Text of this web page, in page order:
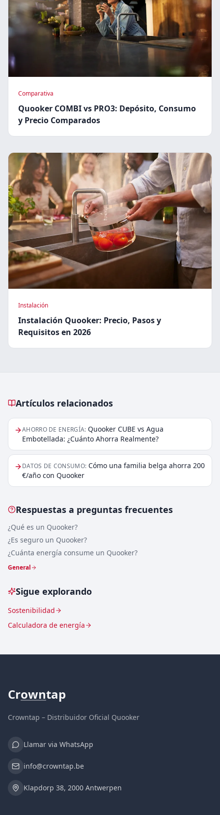
Comparativa
Quooker COMBI vs PRO3: Depósito, Consumo
y Precio Comparados
Instalación
Instalación Quooker: Precio, Pasos y
Requisitos en 2026
Artículos relacionados
Artículos relacionados
AHORRO DE ENERGÍA: Quooker CUBE vs Agua
Embotellada: ¿Cuánto Ahorra Realmente?
DATOS DE CONSUMO: Cómo una familia belga ahorra 200
€/año con Quooker
Respuestas a preguntas frecuentes
¿Qué es un Quooker?
¿Es seguro un Quooker?
¿Cuánta energía consume un Quooker?
General
Sigue explorando
Sostenibilidad
Calculadora de energía
Crowntap
Crowntap – Distribuidor Oficial Quooker
Llamar via WhatsApp
info@crowntap.be
Klapdorp 38, 2000 Antwerpen